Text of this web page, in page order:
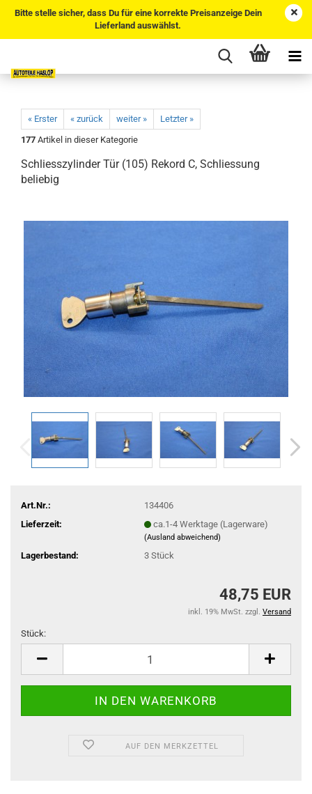
Bitte stelle sicher, dass Du für eine korrekte Preisanzeige Dein
Lieferland auswählst.
« Erster « zurück weiter »
Letzter »
177 Artikel in dieser Kategorie
Schliesszylinder Tür (105) Rekord C, Schliessung
beliebig
Art.Nr.:
134406
Lieferzeit:
ca.1-4 Werktage (Lagerware)
(Ausland abweichend)
Lagerbestand: 3 Stück
48,75 EUR
inkl. 19% MwSt. zzgl. Versand
Stück:
AUF DEN MERKZETTEL